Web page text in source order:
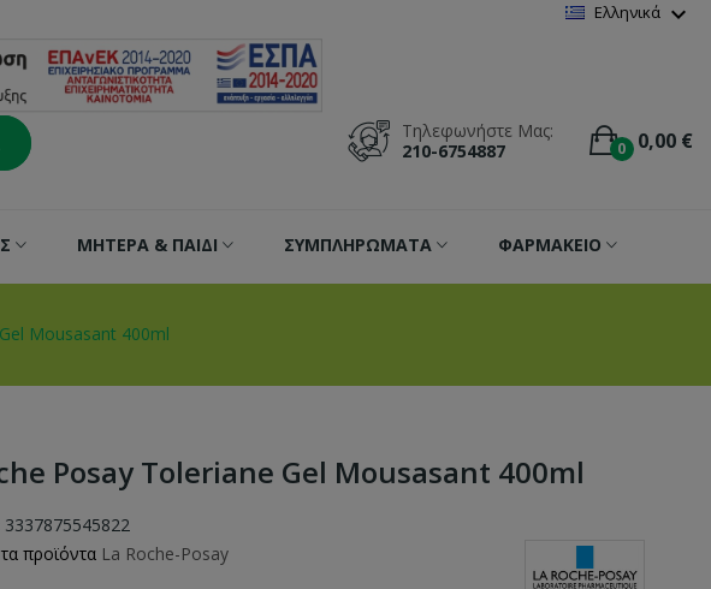
Ελληνικά expand_more
0 0,00 €
Τηλεφωνήστε Μας:
210-6754887
ΜΗΤΕΡΑ & ΠΑΙΔΙ ΣΥΜΠΛΗΡΩΜΑΤΑ ΦΑΡΜΑΚΕΙΟ
Mousasant 400ml
Posay Toleriane Gel Mousasant 400ml
3337875545822
προϊόντα La Roche-Posay